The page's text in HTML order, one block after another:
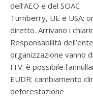
dell’AEO e del SOAC
Turnberry, UE e USA:
diretto. Arrivano i
Responsabilità
organizzazione vanno
ITV: è possibile
EUDR: cambiamento
deforestazione